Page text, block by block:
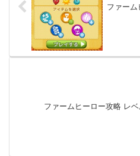
ファーム
ファームヒーロー攻略 レ